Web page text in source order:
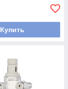
Купить